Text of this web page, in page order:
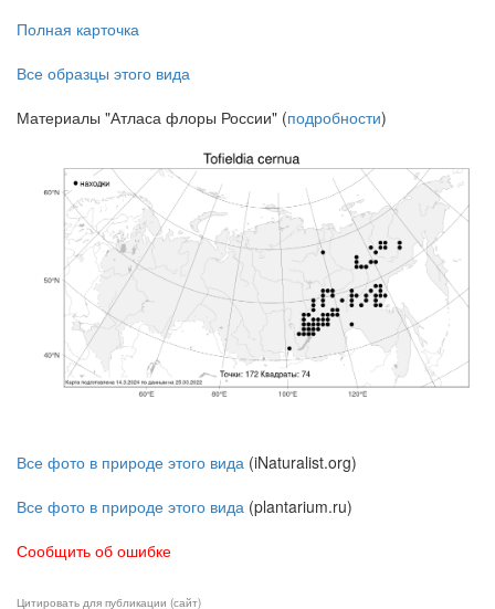
Полная карточка
Все образцы этого вида
Материалы "Атласа флоры России" (подробности)
Все фото в природе этого вида (iNaturalist.org)
Все фото в природе этого вида (plantarium.ru)
Сообщить об ошибке
Цитировать для публикации (сайт)